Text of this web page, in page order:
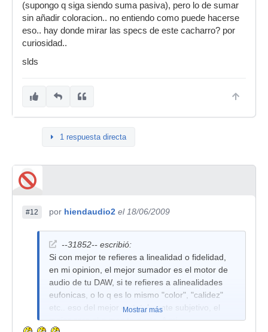
(supongo q siga siendo suma pasiva), pero lo de sumar
sin añadir coloracion.. no entiendo como puede hacerse
eso.. hay donde mirar las specs de este cacharro? por
curiosidad..
slds
1 respuesta directa
#12 por hiendaudio2 el 18/06/2009
--31852-- escribió:
Si con mejor te refieres a linealidad o fidelidad,
en mi opinion, el mejor sumador es el motor de
audio de tu DAW, si te refieres a alinealidades
eufonicas, o lo q es lo mismo "color", "calidez"
etc.. eso del mejor es totalmente subjetivo, el
mejor sera el q mas te guste. A mi
Mostrar más